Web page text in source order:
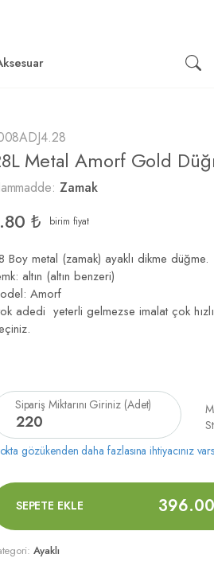
Metal Amorf Gold
Zamak
₺ birim fiyat
Boy metal (zamak) ayaklı dikme düğme.
altın (altın benzeri)
Amorf
adedi yeterli gelmezse imalat çok
Sipariş Miktarını Giriniz (Adet)
220
gözükenden daha fazlasına ihtiyacınız
SEPETE EKLE 396.00
Ayaklı